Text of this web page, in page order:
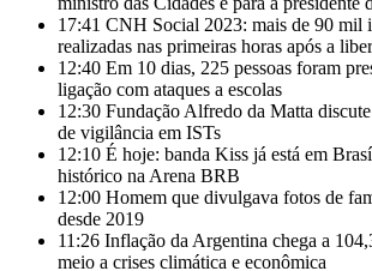
17:41 CNH Social 2023: mais de 90 mil
realizadas nas primeiras horas após a
12:40 Em 10 dias, 225 pessoas foram
ligação com ataques a escolas
12:30 Fundação Alfredo da Matta
de vigilância em ISTs
12:10 É hoje: banda Kiss já está em
histórico na Arena BRB
12:00 Homem que divulgava fotos de
desde 2019
11:26 Inflação da Argentina chega a
meio a crises climática e econômica